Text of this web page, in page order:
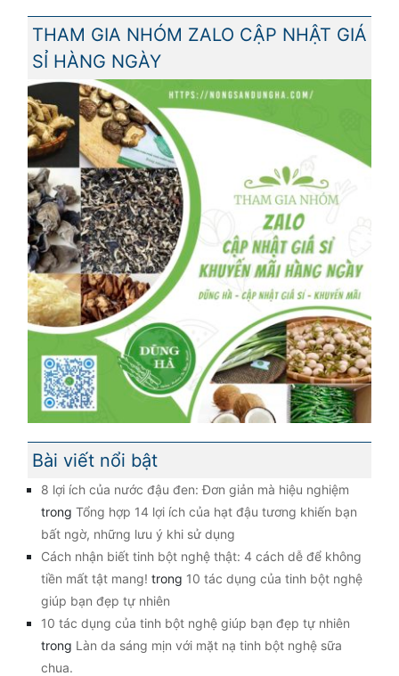
THAM GIA NHÓM ZALO CẬP NHẬT GIÁ
SỈ HÀNG NGÀY
Bài viết nổi bật
8 lợi ích của nước đậu đen: Đơn giản mà hiệu nghiệm
trong Tổng hợp 14 lợi ích của hạt đậu tương khiến bạn
bất ngờ, những lưu ý khi sử dụng
Cách nhận biết tinh bột nghệ thật: 4 cách dễ để không
tiền mất tật mang! trong 10 tác dụng của tinh bột nghệ
giúp bạn đẹp tự nhiên
10 tác dụng của tinh bột nghệ giúp bạn đẹp tự nhiên
trong Làn da sáng mịn với mặt nạ tinh bột nghệ sữa
chua.